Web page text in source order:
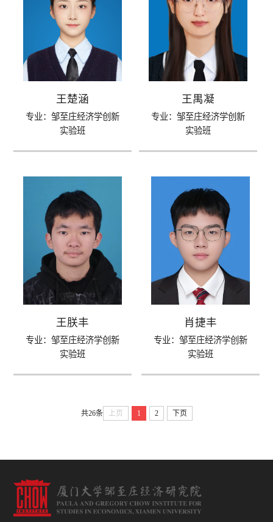
王楚涵
专业：邹至庄经济学创新
实验班
王禺凝
专业：邹至庄经济学创新
实验班
王朕丰
专业：邹至庄经济学创新
实验班
肖捷丰
专业：邹至庄经济学创新
实验班
共26条 上页 1 2 下页